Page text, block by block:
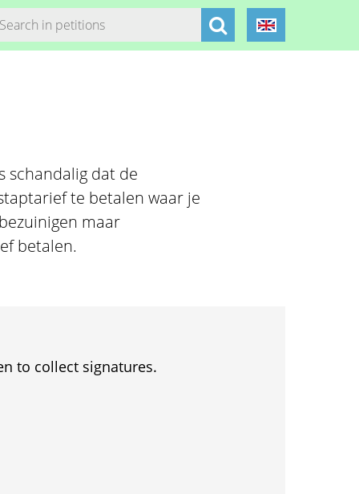
schandalig dat de
te betalen waar je
maar
betalen.
to collect signatures.